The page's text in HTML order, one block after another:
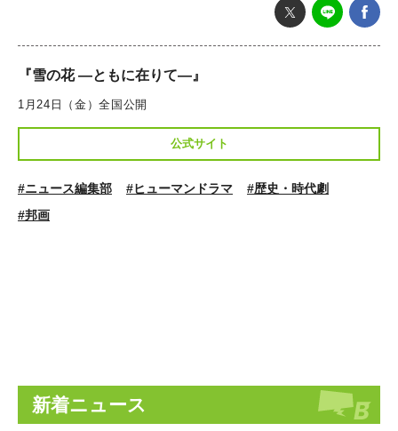
『雪の花 ―ともに在りて―』
1月24日（金）全国公開
公式サイト
#ニュース編集部 #ヒューマンドラマ
#歴史・時代劇
#邦画
新着ニュース